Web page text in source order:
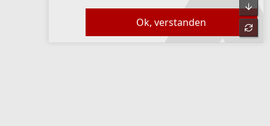
Ok, verstanden